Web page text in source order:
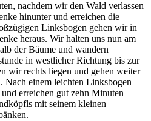
nachdem wir den Wald verlassen
hinunter und erreichen die
Linksbogen gehen wir in
heraus. Wir halten uns nun am
der Bäume und wandern
in westlicher Richtung bis zur
wir rechts liegen und gehen weiter
Nach einem leichten Linksbogen
erreichen gut zehn Minuten
mit seinem kleinen